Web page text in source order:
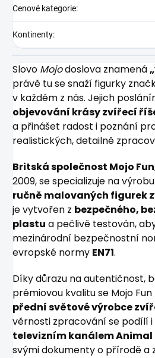
Cenové kategorie:
Kontinenty:
Slovo Mojodoslova znamená
právě tu se snaží figurky
v každém z nás. Jejich
objevování krásy zvířecí
a přinášet radost i poznání
realistických, detailně
Britská společnost Mojo Fun
2009, se specializuje na výrobu
ručně malovaných figurek
je vytvořen z bezpečného,
plastu a pečlivě testován,
mezinárodní bezpečnostní
evropské normy EN71.
Díky důrazu na autentičnost,
prémiovou kvalitu se Mojo
přední světové výrobce
věrnosti zpracování se podílí i
televizním kanálem Animal
svými dokumenty o přírodě a